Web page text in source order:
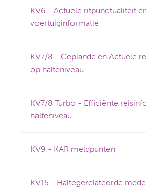
KV6 - Actuele ritpunctualiteit
voertuiginformatie
KV7/8 - Geplande en Actuele
op halteniveau
KV7/8 Turbo - Efficiënte
halteniveau
KV9 - KAR meldpunten
KV15 - Haltegerelateerde